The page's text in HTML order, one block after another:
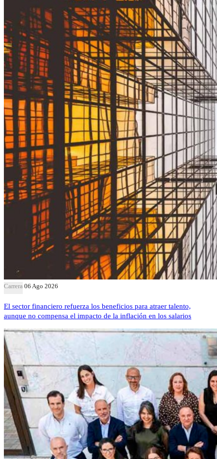
Carrera 06 Ago 2026
El sector financiero refuerza los beneficios para atraer talento,
aunque no compensa el impacto de la inflación en los salarios